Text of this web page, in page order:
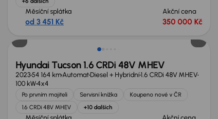
Měsíční splátka
od 3 451 Kč
Akční cena
350 000 Kč
Možnost odpočtu DPH
Hyundai Tucson 1.6 CRDi 48V MHEV
202354 164 kmAutomatDiesel + Hybridní1.6 CRDi 48V MHEV
100 kW4x4
Po prvním majiteli Servisní knížka
Koupeno nové v ČR
1.6 CRDi 48V MHEV
+10 dalších